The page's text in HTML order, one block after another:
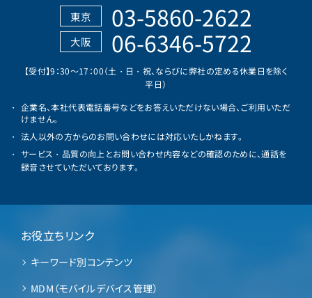
東京 03-5860-2622
大阪 06-6346-5722
【受付】9：30～17：00（土・日・祝、ならびに弊社の定める休業日を除く
平日）
企業名、本社代表電話番号などをお答えいただけない場合、ご利用いただ
けません。
法人以外の方からのお問い合わせには対応いたしかねます。
サービス・品質の向上とお問い合わせ内容などの確認のために、通話を
録音させていただいております。
お役立ちリンク
キーワード別コンテンツ
MDM（モバイルデバイス管理）